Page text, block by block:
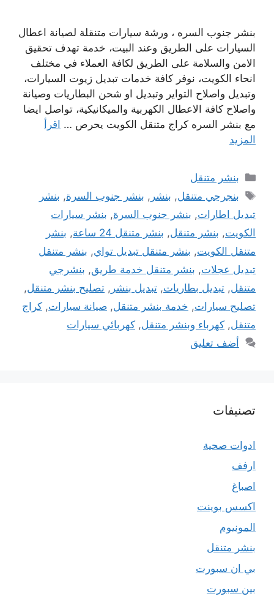
بنشر جنوب السره ، ورشة سيارات متنقلة لصيانة اعطال
السيارات على الطريق وعند البيت، خدمة تهدف تحقيق
الامن والسلامة على الطريق لكافة العملاء في مختلف
انحاء الكويت، نوفر كافة خدمات تبديل زيوت السيارات،
وتبديل واصلاح التواير وتبديل او شحن البطاريات وصيانة
واصلاح كافة الاعطال الكهربية والميكانيكية، تواصل ايضا
مع بنشر السره كراج متنقل الكويت يحرص … اقرأ
المزيد
التصنيفات
بنشر متنقل
الوسوم
بنجرجي متنقل, بنشر , بنشر جنوب السرة, بنشر
تبديل اطارات, بنشر جنوب السرة, بنشر سيارات
الكويت, بنشر متنقل, بنشر متنقل 24 ساعة , بنشر
متنقل الكويت, بنشر متنقل تبديل تواي, بنشر متنقل
تبديل عجلات, بنشر متنقل خدمة طريق, بنشرجي
متنقل, تبديل بطاريات, تبديل بنشر , تصليح بنشر متنقل,
تصليح سيارات, خدمة بنشر متنقل, صيانة سيارات, كراج
متنقل, كهرباء وبنشر متنقل, كهربائي سيارات
أضف تعليق
تصنيفات
ادوات صحية
ارفف
اصباغ
اكسس بوينت
المونيوم
بنشر متنقل
بي ان سبورت
بين سبورت